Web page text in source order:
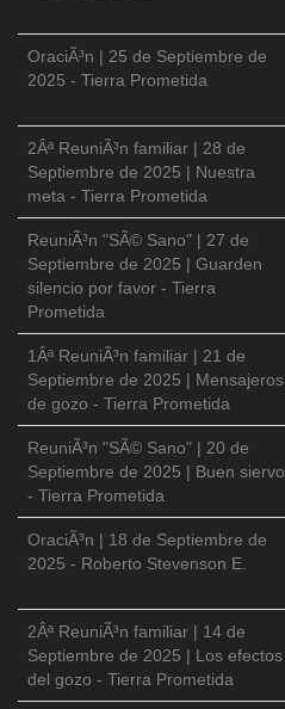
OraciÃ³n | 25 de Septiembre de
2025 - Tierra Prometida
2Âª ReuniÃ³n familiar | 28 de
Septiembre de 2025 | Nuestra
meta - Tierra Prometida
ReuniÃ³n "SÃ© Sano" | 27 de
Septiembre de 2025 | Guarden
silencio por favor - Tierra
Prometida
1Âª ReuniÃ³n familiar | 21 de
Septiembre de 2025 | Mensajeros
de gozo - Tierra Prometida
ReuniÃ³n "SÃ© Sano" | 20 de
Septiembre de 2025 | Buen siervo
- Tierra Prometida
OraciÃ³n | 18 de Septiembre de
2025 - Roberto Stevenson E.
2Âª ReuniÃ³n familiar | 14 de
Septiembre de 2025 | Los efectos
del gozo - Tierra Prometida